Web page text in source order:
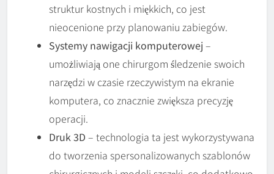
struktur kostnych i miękkich, co jest
nieocenione przy planowaniu zabiegów.
Systemy nawigacji komputerowej –
umożliwiają one chirurgom śledzenie swoich
narzędzi w czasie rzeczywistym na ekranie
komputera, co znacznie zwiększa precyzję
operacji.
Druk 3D – technologia ta jest wykorzystywana
do tworzenia spersonalizowanych szablonów